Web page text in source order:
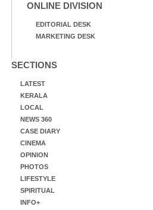
ONLINE DIVISION
EDITORIAL DESK
MARKETING DESK
SECTIONS
LATEST
KERALA
LOCAL
NEWS 360
CASE DIARY
CINEMA
OPINION
PHOTOS
LIFESTYLE
SPIRITUAL
INFO+